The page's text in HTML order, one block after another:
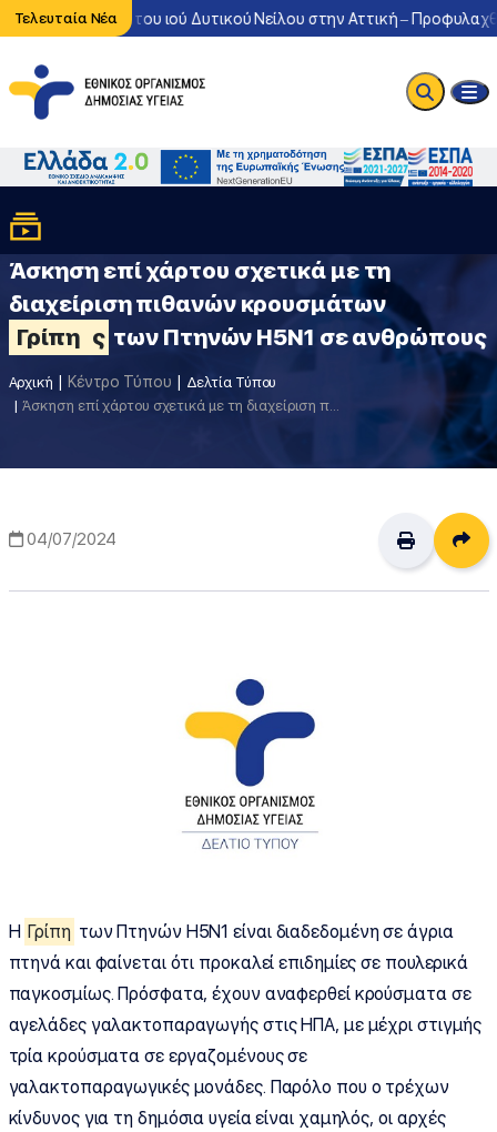
Τελευταία Νέα
κυκλοφορία του ιού Δυτικού Νείλου στην Αττική –
Άσκηση επί χάρτου σχετικά με τη
διαχείριση πιθανών κρουσμάτων
Γρίπη ς των Πτηνών Η5Ν1 σε ανθρώπους
Αρχική Κέντρο Τύπου
Δελτία Τύπου
04/07/2024
Η Γρίπη των Πτηνών H5N1 είναι διαδεδομένη σε άγρια
πτηνά και φαίνεται ότι προκαλεί επιδημίες σε πουλερικά
παγκοσμίως. Πρόσφατα, έχουν αναφερθεί κρούσματα σε
αγελάδες γαλακτοπαραγωγής στις ΗΠΑ, με μέχρι στιγμής
τρία κρούσματα σε εργαζομένους σε
γαλακτοπαραγωγικές μονάδες. Παρόλο που ο τρέχων
κίνδυνος για τη δημόσια υγεία είναι χαμηλός, οι αρχές